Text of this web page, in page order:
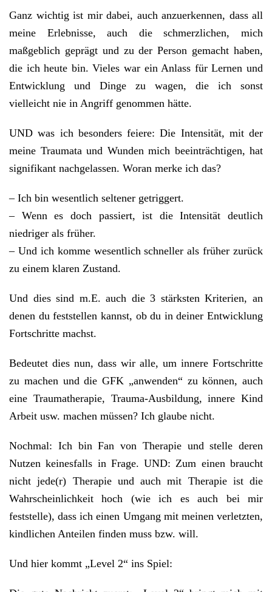
Ganz wichtig ist mir dabei, auch anzuerkennen, dass all
meine Erlebnisse, auch die schmerzlichen, mich
maßgeblich geprägt und zu der Person gemacht haben,
die ich heute bin. Vieles war ein Anlass für Lernen und
Entwicklung und Dinge zu wagen, die ich sonst
vielleicht nie in Angriff genommen hätte.
UND was ich besonders feiere: Die Intensität, mit der
meine Traumata und Wunden mich beeinträchtigen, hat
signifikant nachgelassen. Woran merke ich das?
– Ich bin wesentlich seltener getriggert.
– Wenn es doch passiert, ist die Intensität deutlich
niedriger als früher.
– Und ich komme wesentlich schneller als früher zurück
zu einem klaren Zustand.
Und dies sind m.E. auch die 3 stärksten Kriterien, an
denen du feststellen kannst, ob du in deiner Entwicklung
Fortschritte machst.
Bedeutet dies nun, dass wir alle, um innere Fortschritte
zu machen und die GFK „anwenden“ zu können, auch
eine Traumatherapie, Trauma-Ausbildung, innere Kind
Arbeit usw. machen müssen? Ich glaube nicht.
Nochmal: Ich bin Fan von Therapie und stelle deren
Nutzen keinesfalls in Frage. UND: Zum einen braucht
nicht jede(r) Therapie und auch mit Therapie ist die
Wahrscheinlichkeit hoch (wie ich es auch bei mir
feststelle), dass ich einen Umgang mit meinen verletzten,
kindlichen Anteilen finden muss bzw. will.
Und hier kommt „Level 2“ ins Spiel: